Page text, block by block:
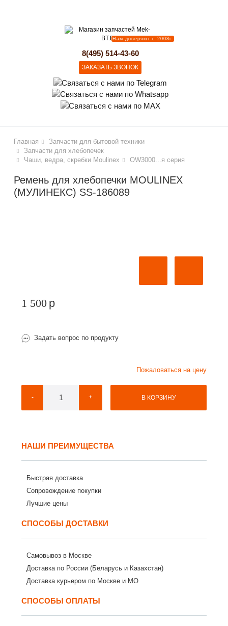
Нам доверяют с 2008г.
8(495) 514-43-60
ЗАКАЗАТЬ ЗВОНОК
Главная
Запчасти для бытовой техники
Запчасти для хлебопечек
Чаши, ведра, скребки Moulinex
OW3000...я серия
Ремень для хлебопечки MOULINEX
(МУЛИНЕКС) SS-186089
1 500 p
Задать вопрос по продукту
Пожаловаться на цену
- + В КОРЗИНУ
НАШИ ПРЕИМУЩЕСТВА
Быстрая доставка
Сопровождение покупки
Лучшие цены
СПОСОБЫ ДОСТАВКИ
Самовывоз в Москве
Доставка по России (Беларусь и Казахстан)
Доставка курьером по Москве и МО
СПОСОБЫ ОПЛАТЫ